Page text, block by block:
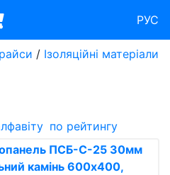
РУС
/ Ізоляційні матеріали
по рейтингу
ПСБ-С-25 30мм
камінь 600x400,